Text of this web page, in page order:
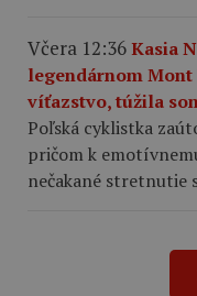
Včera 12:36Kasia
legendárnom
víťazstvo, túžila
Poľská cyklistka
pričom k
nečakané stretnutie